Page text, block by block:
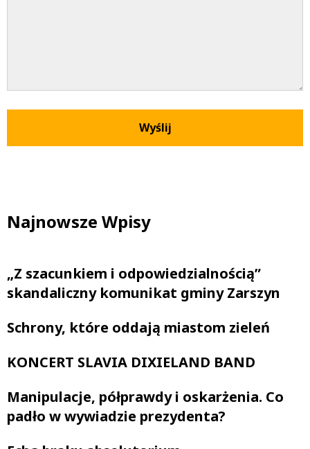
Najnowsze Wpisy
„Z szacunkiem i odpowiedzialnością”
skandaliczny komunikat gminy Zarszyn
Schrony, które oddają miastom zieleń
KONCERT SLAVIA DIXIELAND BAND
Manipulacje, półprawdy i oskarżenia. Co
padło w wywiadzie prezydenta?